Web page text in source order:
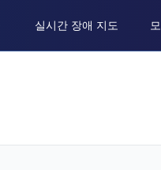
실시간 장애 지도